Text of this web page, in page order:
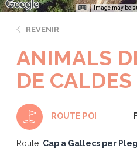
Image may be
REVENIR
ANIMALS
DE CALDES
ROUTE POI
Route: Cap a Gallecs per